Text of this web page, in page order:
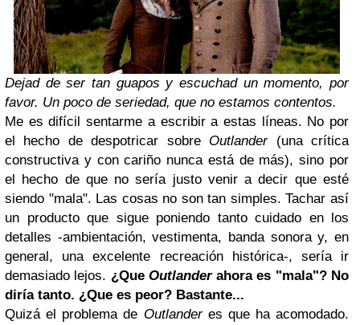
Dejad de ser tan guapos y escuchad un momento, por
favor. Un poco de seriedad, que no estamos contentos.
Me es difícil sentarme a escribir a estas líneas. No por
el hecho de despotricar sobre Outlander(una crítica
constructiva y con cariño nunca está de más), sino por
el hecho de que no sería justo venir a decir que esté
siendo "mala". Las cosas no son tan simples. Tachar así
un producto que sigue poniendo tanto cuidado en los
detalles -ambientación, vestimenta, banda sonora y, en
general, una excelente recreación histórica-, sería ir
demasiado lejos. ¿Que Outlanderahora es "mala"? No
diría tanto. ¿Que es peor? Bastante...
Quizá el problema de Outlander es que ha acomodado.